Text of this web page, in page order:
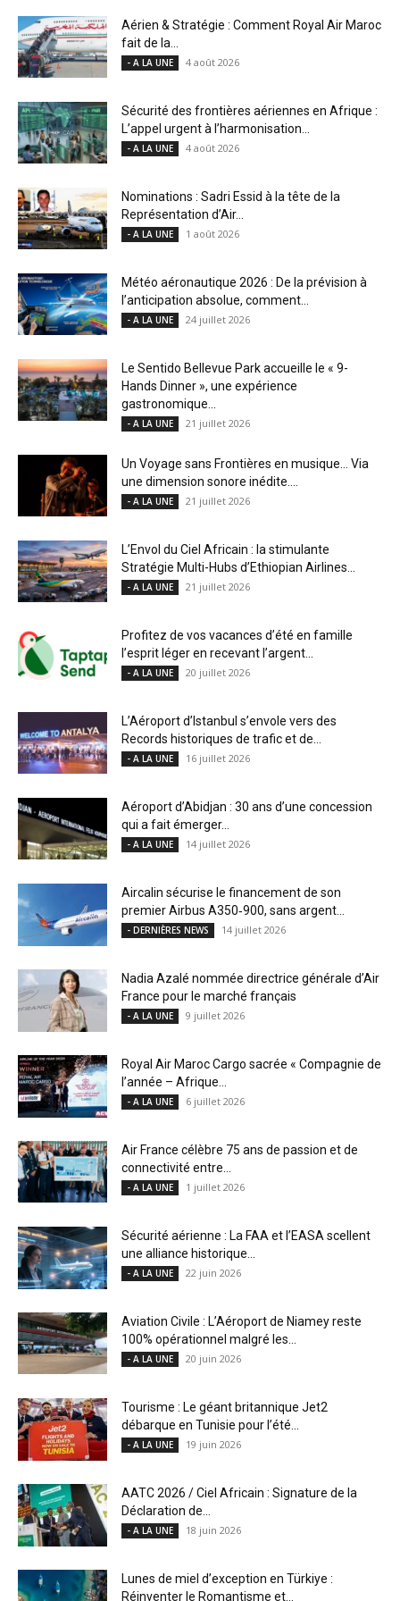
Aérien & Stratégie : Comment Royal Air Maroc
fait de la...
- A LA UNE 4 août 2026
Sécurité des frontières aériennes en Afrique :
L’appel urgent à l’harmonisation...
- A LA UNE 4 août 2026
Nominations : Sadri Essid à la tête de la
Représentation d’Air...
- A LA UNE 1 août 2026
Météo aéronautique 2026 : De la prévision à
l’anticipation absolue, comment...
- A LA UNE 24 juillet 2026
Le Sentido Bellevue Park accueille le « 9-
Hands Dinner », une expérience
gastronomique...
- A LA UNE 21 juillet 2026
Un Voyage sans Frontières en musique… Via
une dimension sonore inédite....
- A LA UNE 21 juillet 2026
L’Envol du Ciel Africain : la stimulante
Stratégie Multi-Hubs d’Ethiopian Airlines...
- A LA UNE 21 juillet 2026
Profitez de vos vacances d’été en famille
l’esprit léger en recevant l’argent...
- A LA UNE 20 juillet 2026
L’Aéroport d’Istanbul s’envole vers des
Records historiques de trafic et de...
- A LA UNE 16 juillet 2026
Aéroport d’Abidjan : 30 ans d’une concession
qui a fait émerger...
- A LA UNE 14 juillet 2026
Aircalin sécurise le financement de son
premier Airbus A350‑900, sans argent...
- DERNIÈRES NEWS 14 juillet 2026
Nadia Azalé nommée directrice générale d’Air
France pour le marché français
- A LA UNE 9 juillet 2026
Royal Air Maroc Cargo sacrée « Compagnie de
l’année – Afrique...
- A LA UNE 6 juillet 2026
Air France célèbre 75 ans de passion et de
connectivité entre...
- A LA UNE 1 juillet 2026
Sécurité aérienne : La FAA et l’EASA scellent
une alliance historique...
- A LA UNE 22 juin 2026
Aviation Civile : L’Aéroport de Niamey reste
100% opérationnel malgré les...
- A LA UNE 20 juin 2026
Tourisme : Le géant britannique Jet2
débarque en Tunisie pour l’été...
- A LA UNE 19 juin 2026
AATC 2026 / Ciel Africain : Signature de la
Déclaration de...
- A LA UNE 18 juin 2026
Lunes de miel d’exception en Türkiye :
Réinventer le Romantisme et...